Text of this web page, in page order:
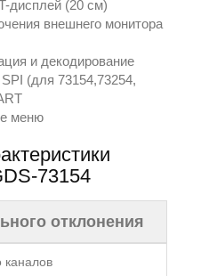
дисплей (20 см)
внешнего монитора
и декодирование
(для 73154,73254,
меню
73154
отклонения
каналов